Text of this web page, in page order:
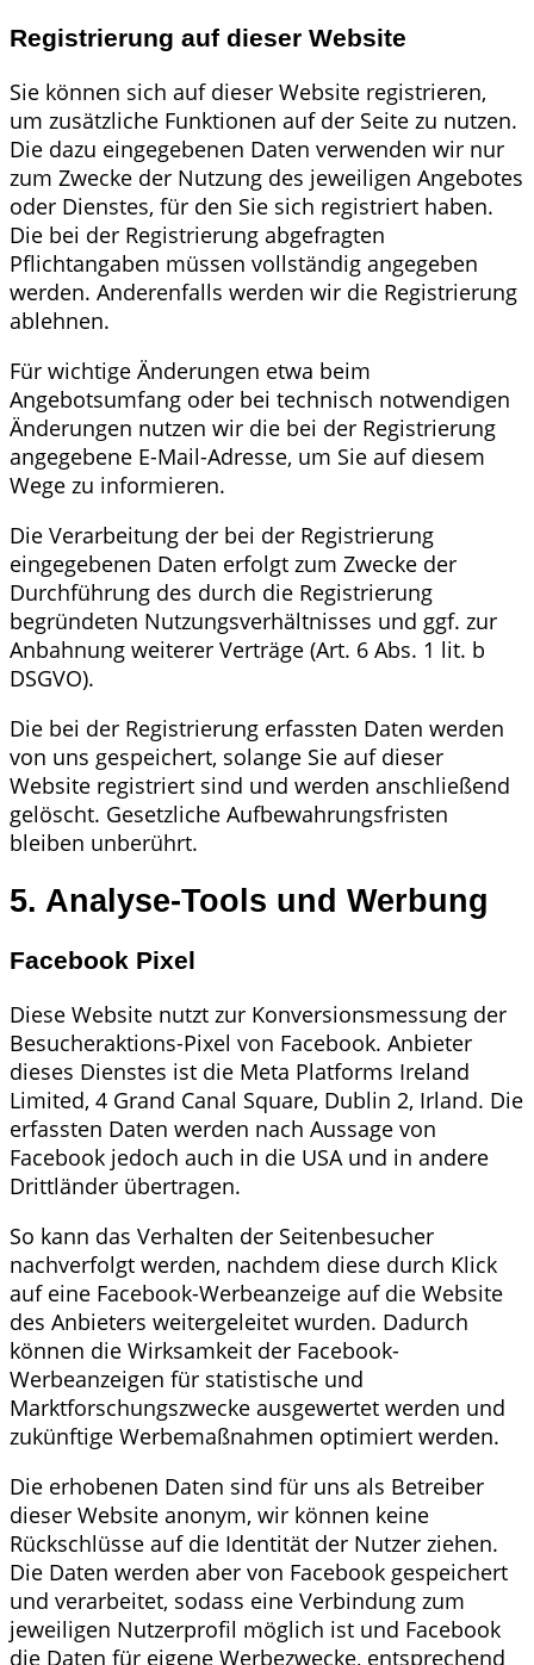
Registrierung auf dieser Website
Sie können sich auf dieser Website registrieren,
um zusätzliche Funktionen auf der Seite zu nutzen.
Die dazu eingegebenen Daten verwenden wir nur
zum Zwecke der Nutzung des jeweiligen Angebotes
oder Dienstes, für den Sie sich registriert haben.
Die bei der Registrierung abgefragten
Pflichtangaben müssen vollständig angegeben
werden. Anderenfalls werden wir die Registrierung
ablehnen.
Für wichtige Änderungen etwa beim
Angebotsumfang oder bei technisch notwendigen
Änderungen nutzen wir die bei der Registrierung
angegebene E-Mail-Adresse, um Sie auf diesem
Wege zu informieren.
Die Verarbeitung der bei der Registrierung
eingegebenen Daten erfolgt zum Zwecke der
Durchführung des durch die Registrierung
begründeten Nutzungsverhältnisses und ggf. zur
Anbahnung weiterer Verträge (Art. 6 Abs. 1 lit. b
DSGVO).
Die bei der Registrierung erfassten Daten werden
von uns gespeichert, solange Sie auf dieser
Website registriert sind und werden anschließend
gelöscht. Gesetzliche Aufbewahrungsfristen
bleiben unberührt.
5. Analyse-Tools und Werbung
Facebook Pixel
Diese Website nutzt zur Konversionsmessung der
Besucheraktions-Pixel von Facebook. Anbieter
dieses Dienstes ist die Meta Platforms Ireland
Limited, 4 Grand Canal Square, Dublin 2, Irland. Die
erfassten Daten werden nach Aussage von
Facebook jedoch auch in die USA und in andere
Drittländer übertragen.
So kann das Verhalten der Seitenbesucher
nachverfolgt werden, nachdem diese durch Klick
auf eine Facebook-Werbeanzeige auf die Website
des Anbieters weitergeleitet wurden. Dadurch
können die Wirksamkeit der Facebook-
Werbeanzeigen für statistische und
Marktforschungszwecke ausgewertet werden und
zukünftige Werbemaßnahmen optimiert werden.
Die erhobenen Daten sind für uns als Betreiber
dieser Website anonym, wir können keine
Rückschlüsse auf die Identität der Nutzer ziehen.
Die Daten werden aber von Facebook gespeichert
und verarbeitet, sodass eine Verbindung zum
jeweiligen Nutzerprofil möglich ist und Facebook
die Daten für eigene Werbezwecke, entsprechend